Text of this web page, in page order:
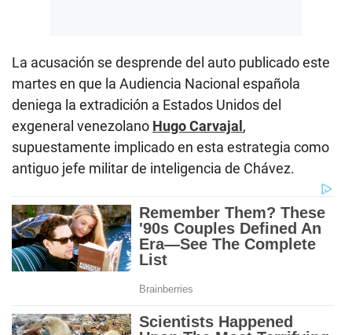
La acusación se desprende del auto publicado este
martes en que la Audiencia Nacional española
deniega la extradición a Estados Unidos del
exgeneral venezolano Hugo Carvajal ,
supuestamente implicado en esta estrategia como
antiguo jefe militar de inteligencia de Chávez.